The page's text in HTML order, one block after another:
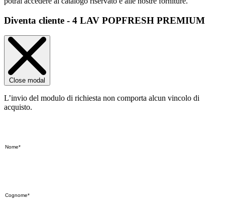
Diventa cliente - 4 LAV POPFRESH PREMIUM
Close modal
L’invio del modulo di richiesta non comporta alcun vincolo di
acquisto.